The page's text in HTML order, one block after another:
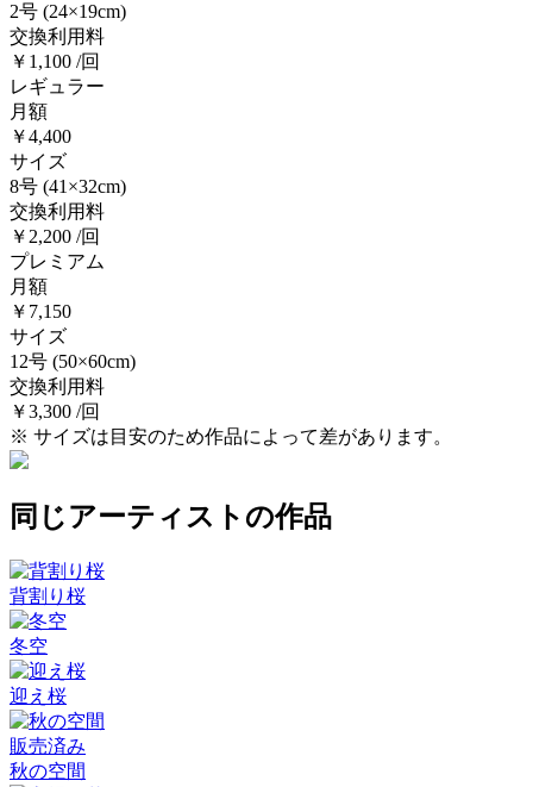
2号 (24×19cm)
交換利用料
￥1,100 /回
レギュラー
月額
￥4,400
サイズ
8号 (41×32cm)
交換利用料
￥2,200 /回
プレミアム
月額
￥7,150
サイズ
12号 (50×60cm)
交換利用料
￥3,300 /回
※ サイズは目安のため作品によって差があります。
同じアーティストの作品
背割り桜
冬空
迎え桜
販売済み
秋の空間